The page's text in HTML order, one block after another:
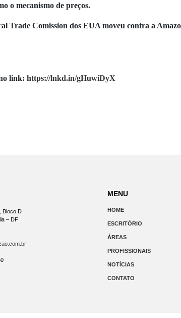
o mecanismo de preços.
Trade Comission dos EUA moveu contra a
link: https://lnkd.in/gHuwiDyX
Bloco D
– DF
MENU
HOME
ESCRITÓRIO
ÁREAS
PROFISSIONAIS
NOTÍCIAS
CONTATO